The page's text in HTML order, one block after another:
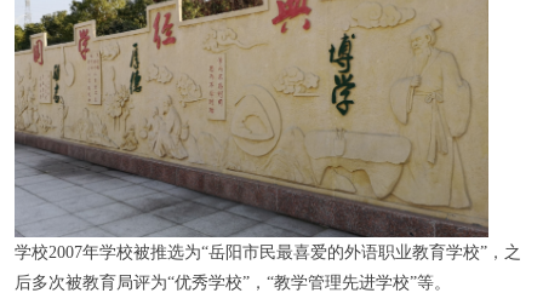
学校2007年学校被推选为“岳阳市民最喜爱的外语职业教育学校”，之
后多次被教育局评为“优秀学校”，“教学管理先进学校”等。